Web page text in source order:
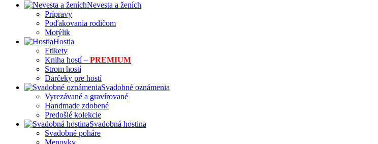
Nevesta a ženích
Prípravy
Poďakovania rodičom
Motýlik
Hostia
Etikety
Kniha hostí – PREMIUM
Strom hostí
Darčeky pre hostí
Svadobné oznámenia
Vyrezávané a gravírované
Handmade zdobené
Predošlé kolekcie
Svadobná hostina
Svadobné poháre
Menovky